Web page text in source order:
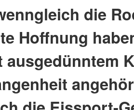
die
Hoffnung
ausgedünntem